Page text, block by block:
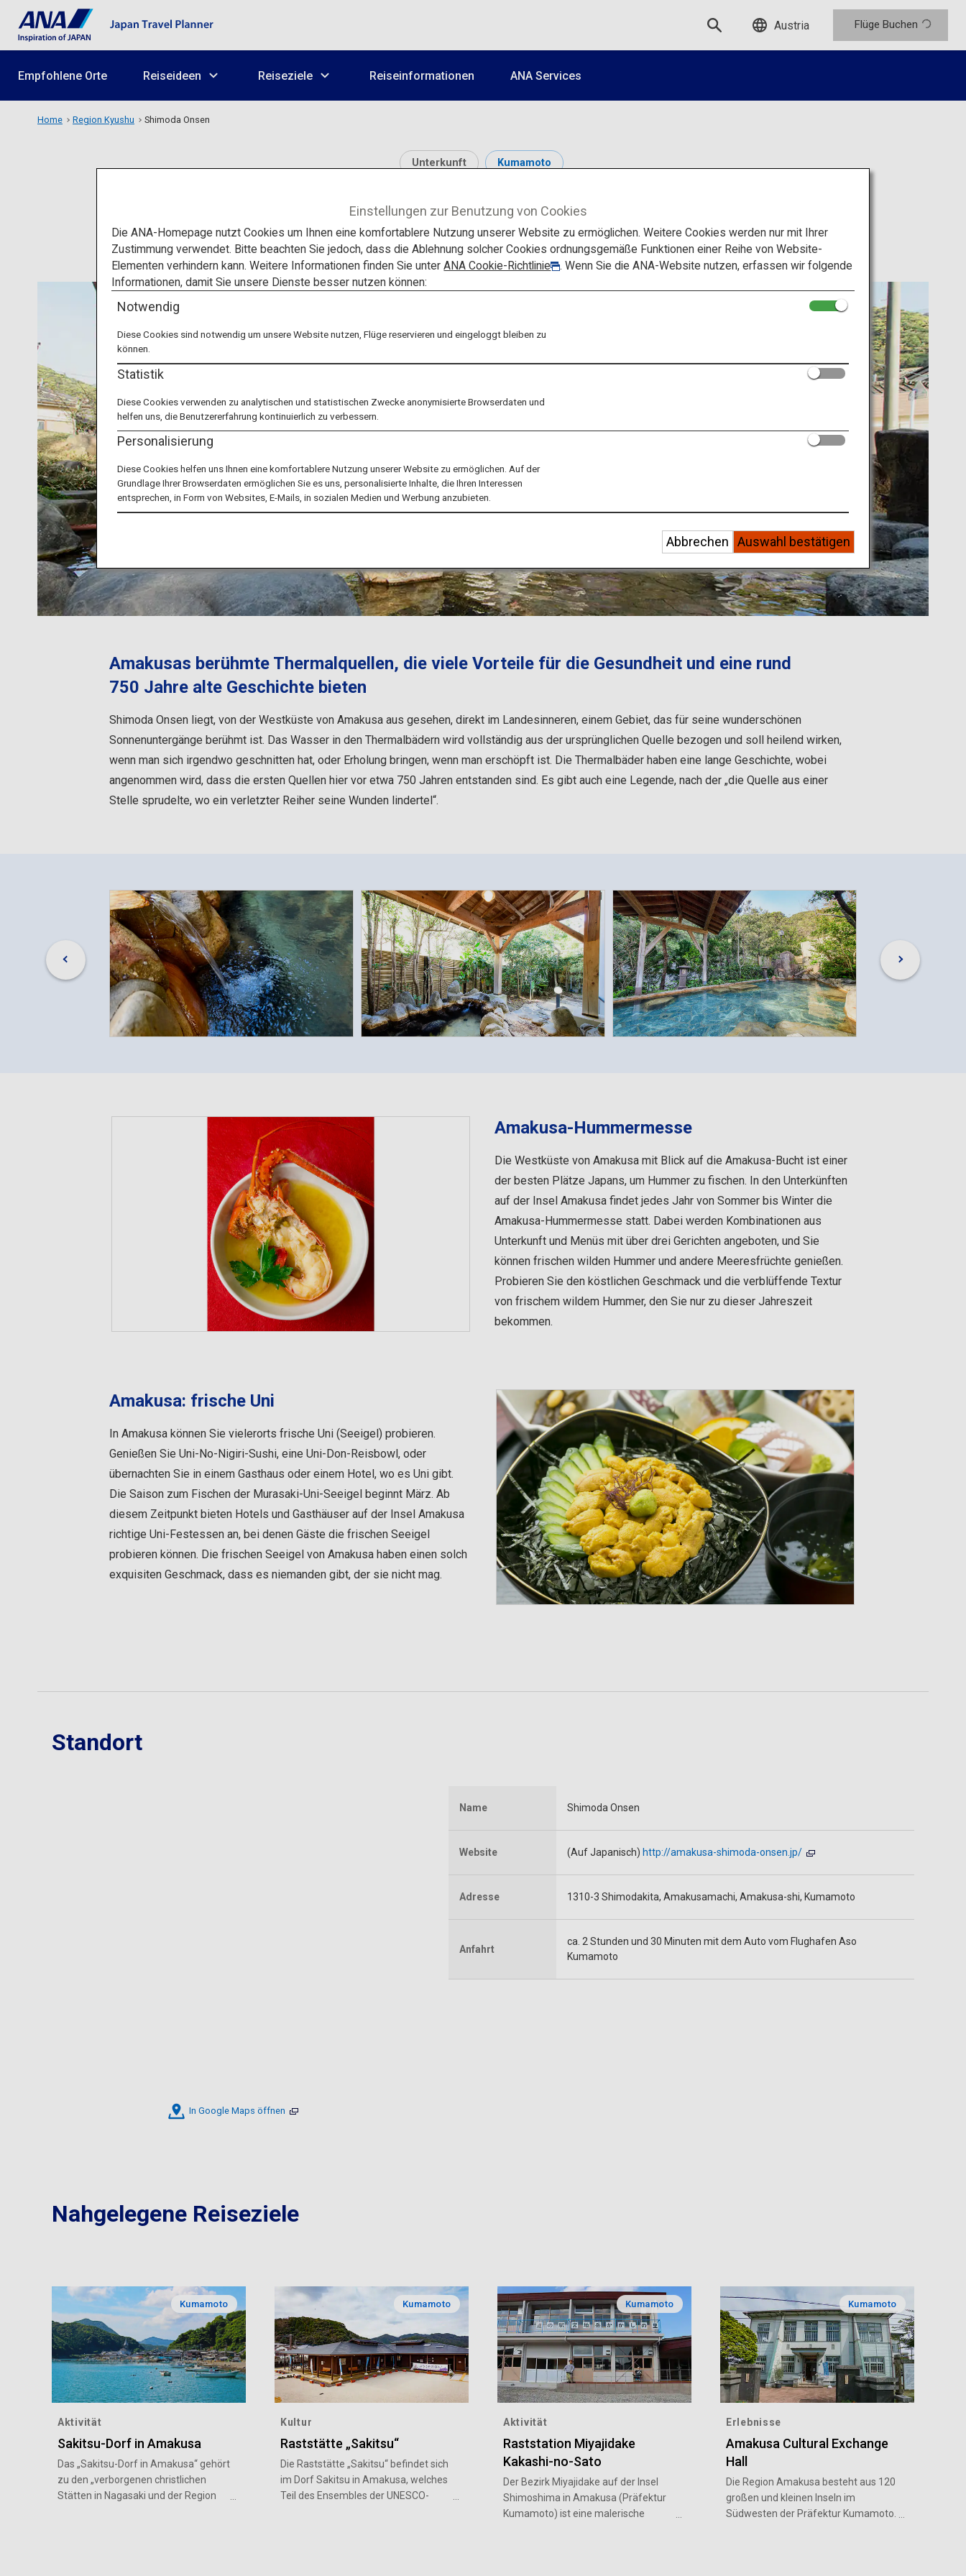
Austria Flüge Buchen
Empfohlene Orte Reiseideen Reiseziele Reiseinformationen ANA Services
Home Region Kyushu Shimoda Onsen
Unterkunft Kumamoto
Shimoda Onsen
Amakusas berühmte Thermalquellen, die viele Vorteile für die Gesundheit und eine rund
750 Jahre alte Geschichte bieten
Shimoda Onsen liegt, von der Westküste von Amakusa aus gesehen, direkt im Landesinneren, einem Gebiet, das für seine wunderschönen
Sonnenuntergänge berühmt ist. Das Wasser in den Thermalbädern wird vollständig aus der ursprünglichen Quelle bezogen und soll heilend wirken,
wenn man sich irgendwo geschnitten hat, oder Erholung bringen, wenn man erschöpft ist. Die Thermalbäder haben eine lange Geschichte, wobei
angenommen wird, dass die ersten Quellen hier vor etwa 750 Jahren entstanden sind. Es gibt auch eine Legende, nach der „die Quelle aus einer
Stelle sprudelte, wo ein verletzter Reiher seine Wunden lindertel“.
Amakusa-Hummermesse
Die Westküste von Amakusa mit Blick auf die Amakusa-Bucht ist einer
der besten Plätze Japans, um Hummer zu fischen. In den Unterkünften
auf der Insel Amakusa findet jedes Jahr von Sommer bis Winter die
Amakusa-Hummermesse statt. Dabei werden Kombinationen aus
Unterkunft und Menüs mit über drei Gerichten angeboten, und Sie
können frischen wilden Hummer und andere Meeresfrüchte genießen.
Probieren Sie den köstlichen Geschmack und die verblüffende Textur
von frischem wildem Hummer, den Sie nur zu dieser Jahreszeit
bekommen.
Amakusa: frische Uni
In Amakusa können Sie vielerorts frische Uni (Seeigel) probieren.
Genießen Sie Uni-No-Nigiri-Sushi, eine Uni-Don-Reisbowl, oder
übernachten Sie in einem Gasthaus oder einem Hotel, wo es Uni gibt.
Die Saison zum Fischen der Murasaki-Uni-Seeigel beginnt März. Ab
diesem Zeitpunkt bieten Hotels und Gasthäuser auf der Insel Amakusa
richtige Uni-Festessen an, bei denen Gäste die frischen Seeigel
probieren können. Die frischen Seeigel von Amakusa haben einen solch
exquisiten Geschmack, dass es niemanden gibt, der sie nicht mag.
Standort
In Google Maps öffnen
Name Shimoda Onsen
Website (Auf Japanisch) http://amakusa-shimoda-onsen.jp/
Adresse 1310-3 Shimodakita, Amakusamachi, Amakusa-shi, Kumamoto
Anfahrt
ca. 2 Stunden und 30 Minuten mit dem Auto vom Flughafen Aso
Kumamoto
Nahgelegene Reiseziele
Kumamoto
Aktivität
Sakitsu-Dorf in Amakusa
Das „Sakitsu-Dorf in Amakusa“ gehört
zu den „verborgenen christlichen
Stätten in Nagasaki und der Region
Kumamoto
Kultur
Raststätte „Sakitsu“
Die Raststätte „Sakitsu“ befindet sich
im Dorf Sakitsu in Amakusa, welches
Teil des Ensembles der UNESCO-
Kumamoto
Aktivität
Raststation Miyajidake
Kakashi-no-Sato
Der Bezirk Miyajidake auf der Insel
Shimoshima in Amakusa (Präfektur
Kumamoto) ist eine malerische
Kumamoto
Erlebnisse
Amakusa Cultural Exchange
Hall
Die Region Amakusa besteht aus 120
großen und kleinen Inseln im
Südwesten der Präfektur Kumamoto.
Einstellungen zur Benutzung von Cookies
Die ANA-Homepage nutzt Cookies um Ihnen eine komfortablere Nutzung unserer Website zu ermöglichen. Weitere Cookies werden nur mit Ihrer
Zustimmung verwendet. Bitte beachten Sie jedoch, dass die Ablehnung solcher Cookies ordnungsgemäße Funktionen einer Reihe von Website-
Elementen verhindern kann. Weitere Informationen finden Sie unterANA Cookie-Richtlinie
. Wenn Sie die ANA-Website nutzen, erfassen wir folgende
Informationen, damit Sie unsere Dienste besser nutzen können:
Notwendig
Diese Cookies sind notwendig um unsere Website nutzen, Flüge reservieren und eingeloggt bleiben zu
können.
Statistik
Diese Cookies verwenden zu analytischen und statistischen Zwecke anonymisierte Browserdaten und
helfen uns, die Benutzererfahrung kontinuierlich zu verbessern.
Personalisierung
Diese Cookies helfen uns Ihnen eine komfortablere Nutzung unserer Website zu ermöglichen. Auf der
Grundlage Ihrer Browserdaten ermöglichen Sie es uns, personalisierte Inhalte, die Ihren Interessen
entsprechen, in Form von Websites, E-Mails, in sozialen Medien und Werbung anzubieten.
Auswahl bestätigen
Abbrechen